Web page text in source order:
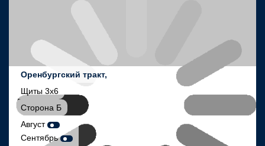
Оренбургский тракт,
Щиты 3х6
Сторона Б
Август
Сентябрь